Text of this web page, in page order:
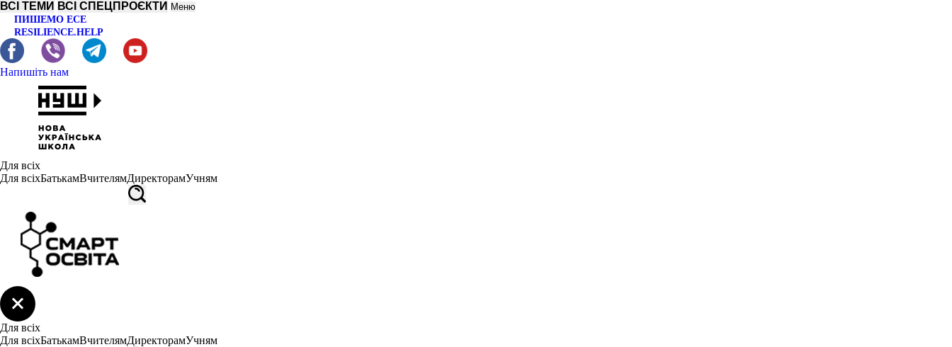
ВСІ ТЕМИ ВСІ СПЕЦПРОЄКТИ Меню
ПИШЕМО ЕСЕ
RESILIENCE.HELP
Напишіть нам
Для всіх
Для всіхБатькамВчителямДиректорамУчням
Для всіх
Для всіхБатькамВчителямДиректорамУчням